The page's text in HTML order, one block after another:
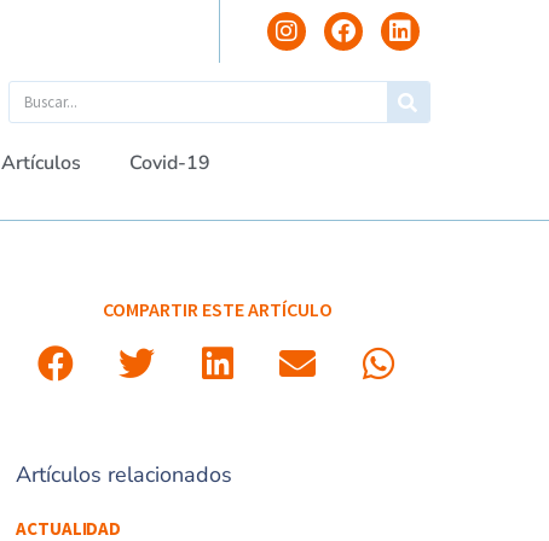
Artículos Covid-19
COMPARTIR ESTE ARTÍCULO
Artículos relacionados
ACTUALIDAD